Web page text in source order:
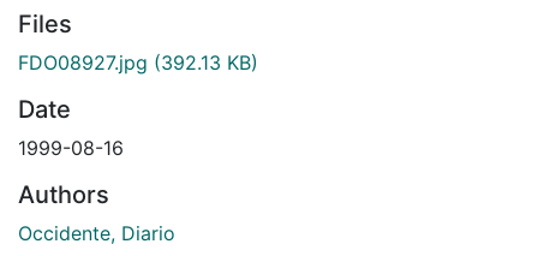
Files
FDO08927.jpg (392.13 KB)
Date
1999-08-16
Authors
Occidente, Diario